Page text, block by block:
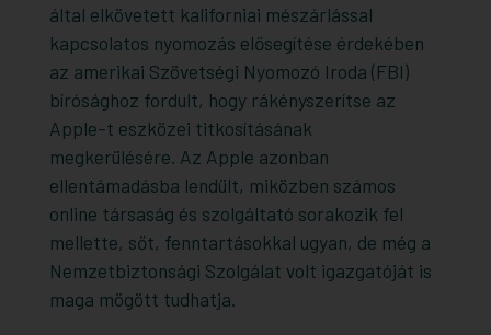
által elkövetett kaliforniai mészárlással
kapcsolatos nyomozás elősegítése érdekében
az amerikai Szövetségi Nyomozó Iroda (FBI)
bírósághoz fordult, hogy rákényszerítse az
Apple-t eszközei titkosításának
megkerülésére. Az Apple azonban
ellentámadásba lendült, miközben számos
online társaság és szolgáltató sorakozik fel
mellette, sőt, fenntartásokkal ugyan, de még a
Nemzetbiztonsági Szolgálat volt igazgatóját is
maga mögött tudhatja.